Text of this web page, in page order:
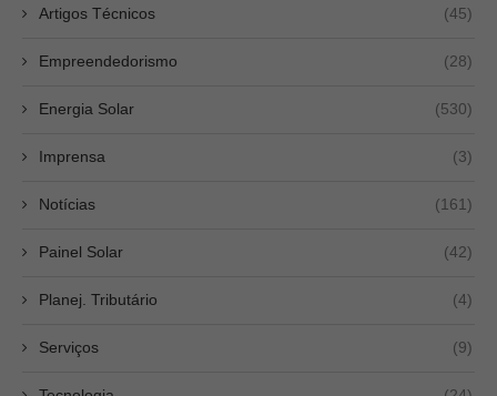
Artigos Técnicos (45)
Empreendedorismo (28)
Energia Solar (530)
Imprensa (3)
Notícias (161)
Painel Solar (42)
Planej. Tributário (4)
Serviços (9)